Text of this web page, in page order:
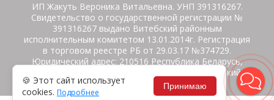
ИП Жакуть Вероника Витальевна. УНП 391316267.
Свидетельство о государственной регистрации №
391316267 выдано Витебский районным
исполнительным комитетом 13.01.2014г. Регистрация
в торговом реестре РБ от 29.03.17 №374729.
Юридический адрес: 210516 Республика Беларусь,
Витебская область, Витебский район, Бабиничский с/
с, аг.Ольгово, ул.Школьная
🍪 Этот сайт использует
cookies. Подробнее
Принимаю